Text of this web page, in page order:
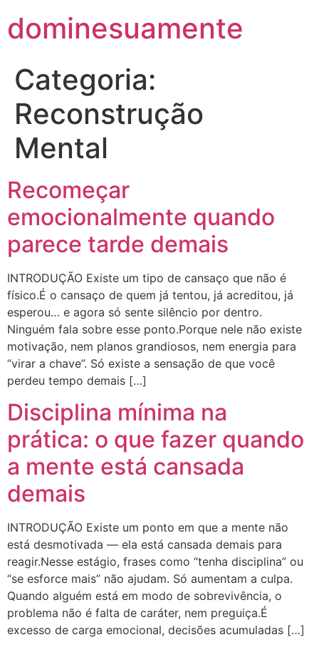
dominesuamente
Categoria:
Reconstrução
Mental
Recomeçar
emocionalmente quando
parece tarde demais
INTRODUÇÃO Existe um tipo de cansaço que não é
físico.É o cansaço de quem já tentou, já acreditou, já
esperou… e agora só sente silêncio por dentro.
Ninguém fala sobre esse ponto.Porque nele não existe
motivação, nem planos grandiosos, nem energia para
“virar a chave”. Só existe a sensação de que você
perdeu tempo demais […]
Disciplina mínima na
prática: o que fazer quando
a mente está cansada
demais
INTRODUÇÃO Existe um ponto em que a mente não
está desmotivada — ela está cansada demais para
reagir.Nesse estágio, frases como “tenha disciplina” ou
“se esforce mais” não ajudam. Só aumentam a culpa.
Quando alguém está em modo de sobrevivência, o
problema não é falta de caráter, nem preguiça.É
excesso de carga emocional, decisões acumuladas […]